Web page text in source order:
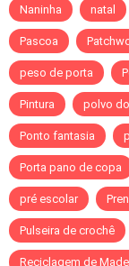
Naninha natal
Pascoa
peso de porta
Pintura polvo
Ponto fantasia
Porta pano de copa
pré escolar
Pulseira de crochê
Reciclagem de